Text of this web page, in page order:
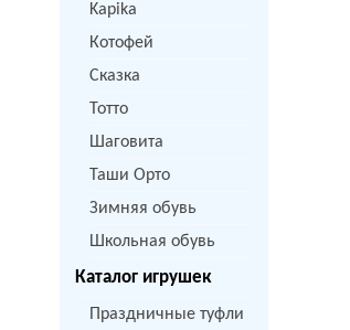
Kapika
Котофей
Сказка
Тотто
Шаговита
Таши Орто
Зимняя обувь
Школьная обувь
Каталог игрушек
Праздничные туфли